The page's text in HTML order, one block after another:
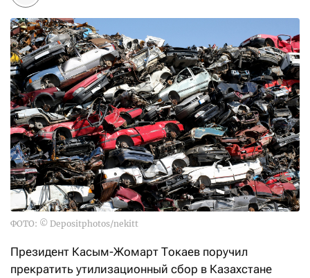
ФОТО: © Depositphotos/nekitt
Президент Касым-Жомарт Токаев поручил
прекратить утилизационный сбор в Казахстане